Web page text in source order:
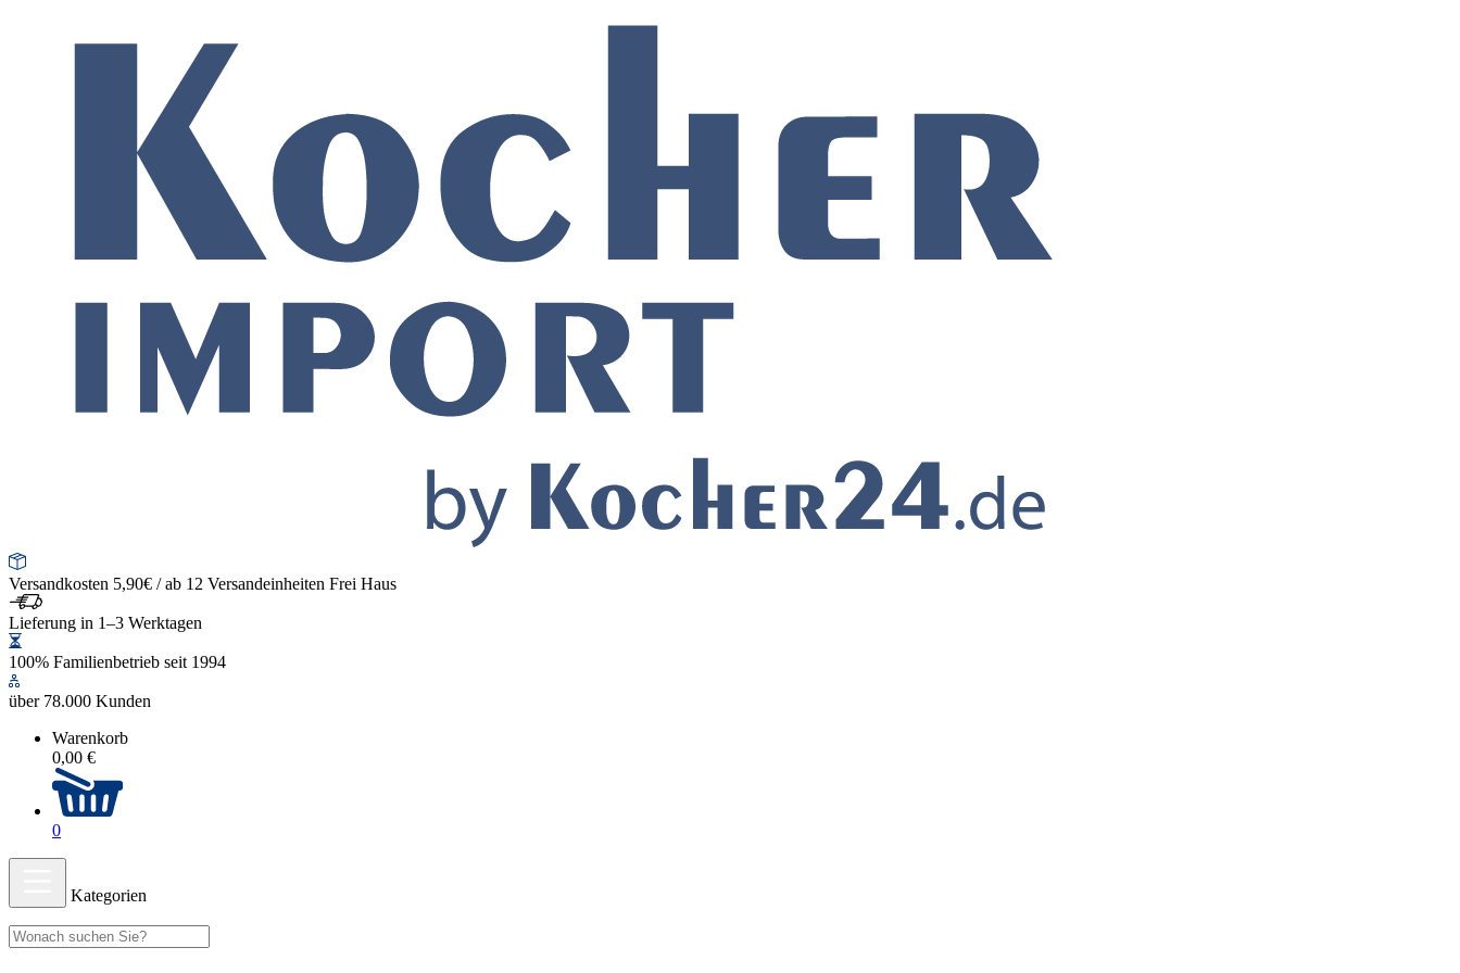
Versandkosten 5,90€ / ab 12 Versandeinheiten Frei Haus
Lieferung in 1–3 Werktagen
100% Familienbetrieb seit 1994
über 78.000 Kunden
Warenkorb
0,00 €
0
Kategorien